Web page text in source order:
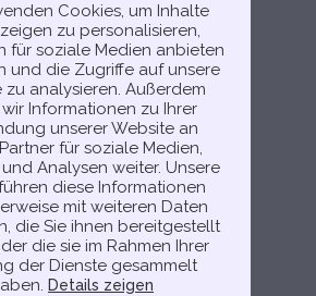
Cookies, um Inhalte
zu personalisieren,
für soziale Medien anbieten
und die Zugriffe auf unsere
zu analysieren. Außerdem
Informationen zu Ihrer
unserer Website an
für soziale Medien,
Analysen weiter. Unsere
diese Informationen
mit weiteren Daten
die Sie ihnen bereitgestellt
die sie im Rahmen Ihrer
der Dienste gesammelt
Details zeigen
Bitte versuche, die
zu laden.
Try again